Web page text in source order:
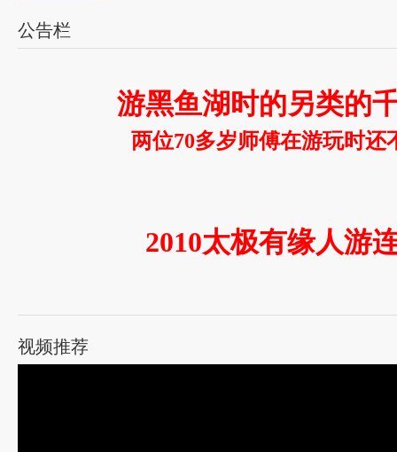
公告栏
游黑鱼湖时的另类的
两位70多岁师傅在游玩时还
2010太极有缘人游
视频推荐